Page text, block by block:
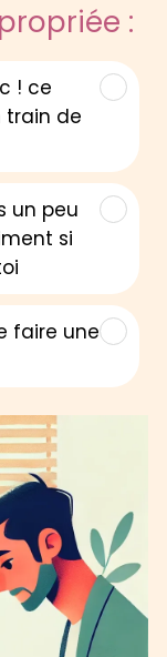
:
! ce
train de
un peu
si
faire une